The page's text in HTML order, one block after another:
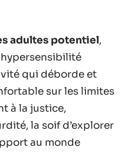
adultes potentiel,
qui déborde et
sur les limites
à la justice,
la soif d’explorer
au monde